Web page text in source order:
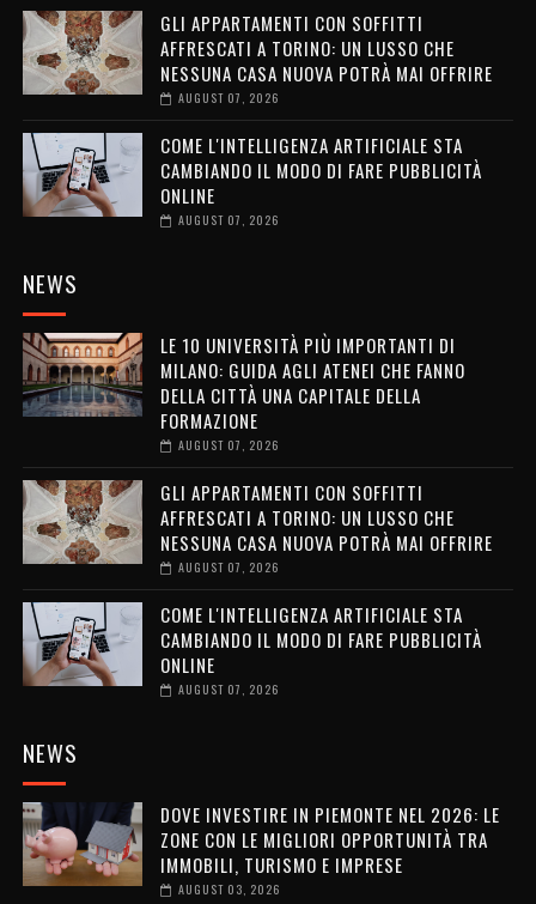
GLI APPARTAMENTI CON SOFFITTI
AFFRESCATI A TORINO: UN LUSSO CHE
NESSUNA CASA NUOVA POTRÀ MAI OFFRIRE
AUGUST 07, 2026
COME L'INTELLIGENZA ARTIFICIALE STA
CAMBIANDO IL MODO DI FARE PUBBLICITÀ
ONLINE
AUGUST 07, 2026
NEWS
LE 10 UNIVERSITÀ PIÙ IMPORTANTI DI
MILANO: GUIDA AGLI ATENEI CHE FANNO
DELLA CITTÀ UNA CAPITALE DELLA
FORMAZIONE
AUGUST 07, 2026
GLI APPARTAMENTI CON SOFFITTI
AFFRESCATI A TORINO: UN LUSSO CHE
NESSUNA CASA NUOVA POTRÀ MAI OFFRIRE
AUGUST 07, 2026
COME L'INTELLIGENZA ARTIFICIALE STA
CAMBIANDO IL MODO DI FARE PUBBLICITÀ
ONLINE
AUGUST 07, 2026
NEWS
DOVE INVESTIRE IN PIEMONTE NEL 2026: LE
ZONE CON LE MIGLIORI OPPORTUNITÀ TRA
IMMOBILI, TURISMO E IMPRESE
AUGUST 03, 2026